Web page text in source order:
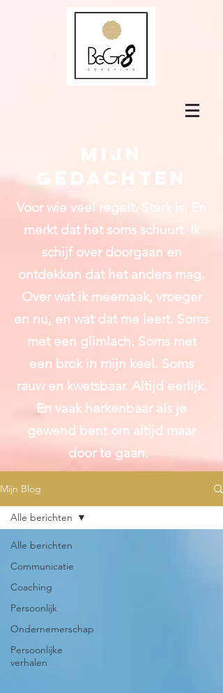
Mijn
gedachten
Voor wie veel regelt. Sterk is. En
merkt dat het soms schuurt. Ik
schijf over doorgaan en
ontdekken dat het anders mag.
Over wat ik meemaak, vroeger
en nu, en wat dat me leert. Soms
met een glimlach. Soms met
een brok in mijn keel. Soms
rauw en kwetsbaar. Altijd eerlijk.
En vaak herkenbaar als je
gewend bent om altijd maar
door te gaan.
Mijn Blog
Alle berichten
Communicatie
Coaching
Persoonlijk
Ondernemerschap
Persoonlijke
verhalen
Alle berichten